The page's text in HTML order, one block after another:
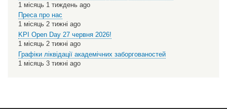
1 місяць 1 тиждень ago
Преса про нас
1 місяць 2 тижні ago
KPI Open Day 27 червня 2026!
1 місяць 2 тижні ago
Графіки ліквідації академічних заборгованостей
1 місяць 3 тижні ago